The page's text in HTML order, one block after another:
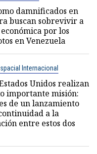
damnificados en
buscan sobrevivir a
por los
en Venezuela
Internacional
Unidos realizan
importante misión:
de un lanzamiento
a la
entre estos dos